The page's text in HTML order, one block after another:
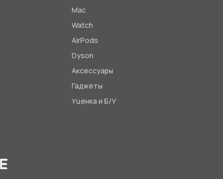
Mac
Watch
AirPods
Аксессуары
Гаджеты
Уценка и Б/У
Dyson